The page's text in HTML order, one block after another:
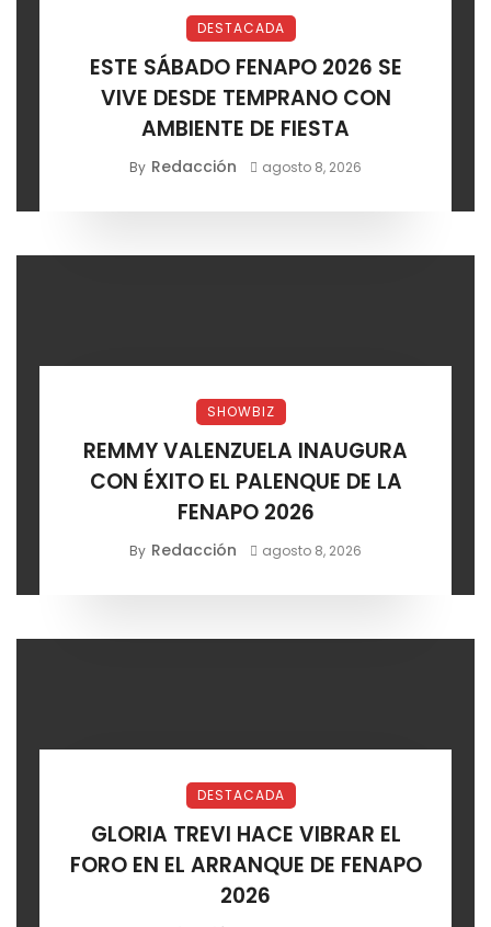
DESTACADA
ESTE SÁBADO FENAPO 2026 SE
VIVE DESDE TEMPRANO CON
AMBIENTE DE FIESTA
By Redacción agosto 8, 2026
SHOWBIZ
REMMY VALENZUELA INAUGURA
CON ÉXITO EL PALENQUE DE LA
FENAPO 2026
By Redacción agosto 8, 2026
DESTACADA
GLORIA TREVI HACE VIBRAR EL
FORO EN EL ARRANQUE DE FENAPO
2026